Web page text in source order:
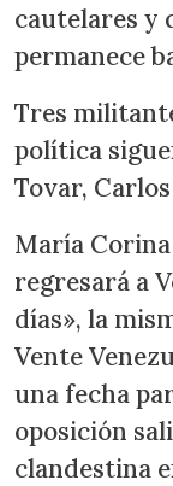
cautelares y
permanece
Tres
política
Tovar,
María
regresará a
días», la
Vente
una fecha
oposición
clandestina